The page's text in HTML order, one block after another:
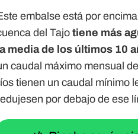
embalse está por
del Tajotiene más
la media de los últimos 10
caudal máximo mensual
tienen un caudal mínimo
por debajo de ese